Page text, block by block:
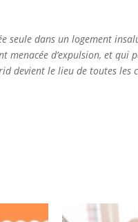
seule dans un logement
menacée d’expulsion, et qui
devient le lieu de toutes les